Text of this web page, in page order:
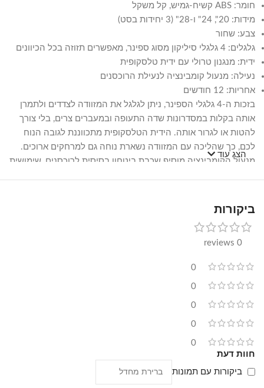
חומר: ABS קשיח-גמיש, קל משקל
מידות: 20", 24" ו-28" (3 יחידות בסט)
צבע: שחור
גלגלים: 4 גלגלי סיליקון מסוג ספינר, מאפשרים תזוזה בכל הכיוונים
ידית: מנגנון טרולי עם ידית טלסקופית
נעילה: מנעול קומבינציה לנעילת הרוכסנים
אחריות: 12 חודשים
בזכות ה-4 גלגלי הספינר, ניתן לגלגל את המזוודה לצדדים ולתמרן
אותה בקלות במסדרונות שדה התעופה ובמעברים צרים, בלי צורך
להטות או לגרור אותה. הידית הטלסקופית מתכווננת לגובה הנוח
לכם, כך שהליכה עם המזוודה נשארת נוחה גם למרחקים ארוכים.
מנעול הקומבינציה מוסיף שכבת ביטחון בסיסית לרוכסנים, שימושית
קלות משקל, כך שהמזוודה עצמה לא "אוכלת" ממכסת המשקל
המותרת לכם בטיסה. מכיוון שהסט כולל שלוש מידות שונות, ניתן
משפחתיות עם יותר מטען.
שאלות נפוצות
אילו מידות כלולות בסט והאם המידה הקטנה מתאימה כבודת
יד?
20 אינץ' היא הקטנה בסט ומקובלת ברוב חברות התעופה כמזוודת
הצג עוד
ביקורות
0 reviews
0
0
0
0
0
חוות דעת
ביקורות עם תמונות